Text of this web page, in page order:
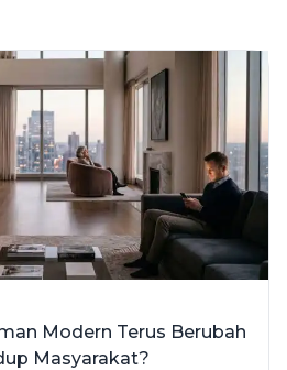
Modern Terus Berubah
Masyarakat?